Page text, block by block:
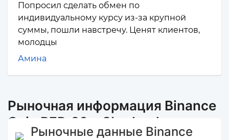
Попросил сделать обмен по
индивидуальному курсу из-за крупной
суммы, пошли навстречу. Ценят клиентов,
молодцы
Амина
Рыночная информация Binance
Coin BEP-20 и Sberbank
Рыночные данные Binance